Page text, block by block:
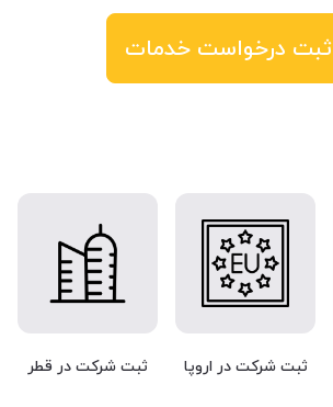
ثبت درخواست خدمات
ثبت شرکت در اروپا ثبت شرکت در قطر